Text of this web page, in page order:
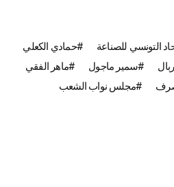
التونسي للصناعة
حمادي الكعلي
سمير ماجول
ماهر الفقي
مجلس نواب الشعب